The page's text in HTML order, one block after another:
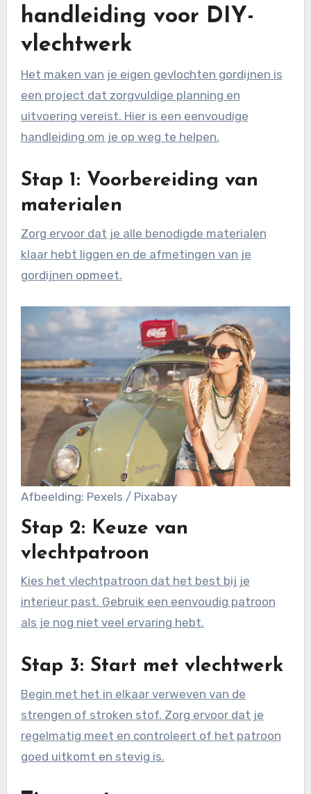
handleiding voor DIY-
vlechtwerk
Het maken van je eigen gevlochten gordijnen is
een project dat zorgvuldige planning en
uitvoering vereist. Hier is een eenvoudige
handleiding om je op weg te helpen.
Stap 1: Voorbereiding van
materialen
Zorg ervoor dat je alle benodigde materialen
klaar hebt liggen en de afmetingen van je
gordijnen opmeet.
Afbeelding: Pexels / Pixabay
Stap 2: Keuze van
vlechtpatroon
Kies het vlechtpatroon dat het best bij je
interieur past. Gebruik een eenvoudig patroon
als je nog niet veel ervaring hebt.
Stap 3: Start met vlechtwerk
Begin met het in elkaar verweven van de
strengen of stroken stof. Zorg ervoor dat je
regelmatig meet en controleert of het patroon
goed uitkomt en stevig is.